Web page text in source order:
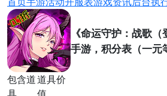
《命运守护：战歌
手游，积分表（一元
包含道道具价